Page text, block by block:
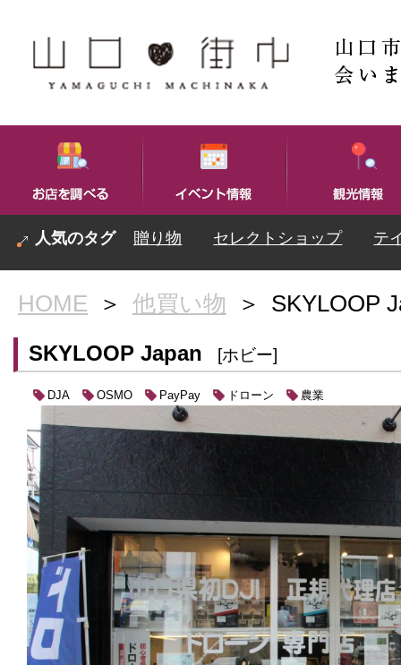
贈り物 セレクトショップ テ
HOME ＞ 他買い物 ＞ SKYLOOP
SKYLOOP Japan [ホビー]
DJA OSMO PayPay ドローン 農業